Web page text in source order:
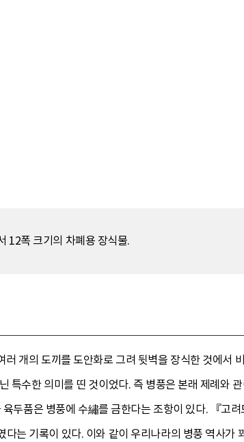
12폭 크기의 차폐용 장식물.
개의 도끼를 도안화로 그려 뒷벽을 장식한 것에서
특수한 의미를 띤 것이었다. 즉 병풍은 본래 제례와
두품은 병풍에 수繡를 금한다는 조항이 있다. 『고
는 기록이 있다. 이와 같이 우리나라의 병풍 역사가